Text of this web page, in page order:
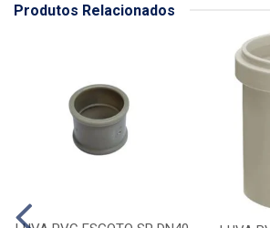
Produtos Relacionados